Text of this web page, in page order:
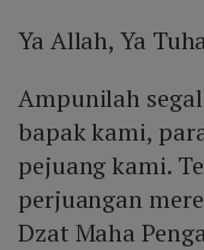
Ya Allah, Ya
Ampunilah
bapak kami,
pejuang kami.
perjuangan
Dzat Maha